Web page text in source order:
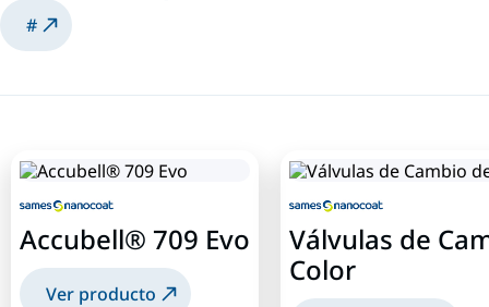
#
Accubell® 709 Evo
Ver producto
Válvulas de
Color